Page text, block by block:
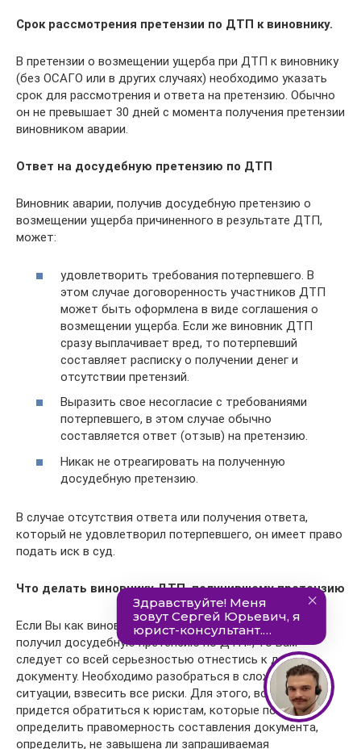
Срок рассмотрения претензии по ДТП к виновнику.
В претензии о возмещении ущерба при ДТП к виновнику
(без ОСАГО или в других случаях) необходимо указать
срок для рассмотрения и ответа на претензию. Обычно
он не превышает 30 дней с момента получения претензии
виновником аварии.
Ответ на досудебную претензию по ДТП
Виновник аварии, получив досудебную претензию о
возмещении ущерба причиненного в результате ДТП,
может:
удовлетворить требования потерпевшего. В
этом случае договоренность участников ДТП
может быть оформлена в виде соглашения о
возмещении ущерба. Если же виновник ДТП
сразу выплачивает вред, то потерпевший
составляет расписку о получении денег и
отсутствии претензий.
Выразить свое несогласие с требованиями
потерпевшего, в этом случае обычно
составляется ответ (отзыв) на претензию.
Никак не отреагировать на полученную
досудебную претензию.
В случае отсутствия ответа или получения ответа,
который не удовлетворил потерпевшего, он имеет право
подать иск в суд.
Что делать виновнику ДТП, получившему претензию
Если Вы как виновник ДТП оказались в ситуации «я
получил досудебную претензию по ДТП», то Вам
следует со всей серьезностью отнестись к данному
документу. Необходимо разобраться в сложившейся
ситуации, взвесить все риски. Для этого, возможно,
придется обратиться к юристам, которые помогут
определить правомерность составления документа,
определить, не завышена ли запрашиваемая